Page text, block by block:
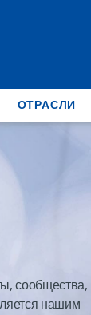
ОТРАСЛИ
сообщества,
нашим